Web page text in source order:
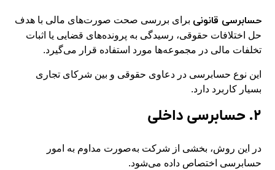
حسابرسی قانونی برای بررسی صحت صورت‌های مالی با هدف
حل اختلافات حقوقی، رسیدگی به پرونده‌های قضایی یا اثبات
تخلفات مالی در مجموعه‌ها مورد استفاده قرار می‌گیرد.
این نوع حسابرسی در دعاوی حقوقی و بین شرکای تجاری
بسیار کاربرد دارد.
۲. حسابرسی داخلی
در این روش، بخشی از شرکت به‌صورت مداوم به امور
حسابرسی اختصاص داده می‌شود.